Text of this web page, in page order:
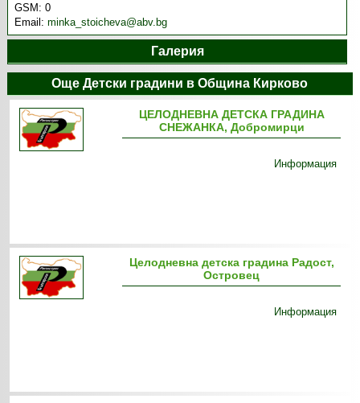
GSM:0
Email:minka_stoicheva@abv.bg
Галерия
Още Детски градини в Община Кирково
ЦЕЛОДНЕВНА ДЕТСКА ГРАДИНА
СНЕЖАНКА, Добромирци
Информация
Целодневна детска градина Радост,
Островец
Информация